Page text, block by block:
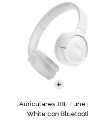
Auriculares JBL Tune
White con